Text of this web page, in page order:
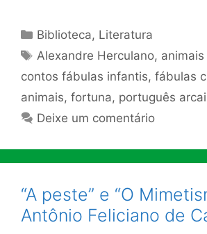
Categorias
Biblioteca, Literatura
Tags
Alexandre Herculano,
contos fábulas infantis, fábulas
animais, fortuna, português
Deixe um comentário
“A peste” e “O
Antônio Feliciano de